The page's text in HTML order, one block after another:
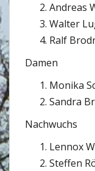
Andreas
Walter
Ralf
Damen
Monika
Sandra
Nachwuchs
Lennox
Steffen